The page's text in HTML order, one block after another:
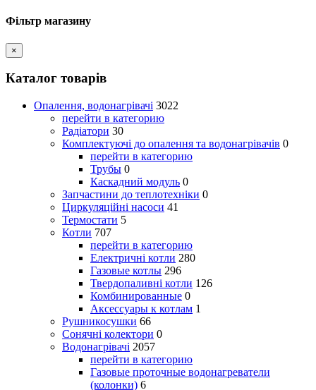
Фільтр магазину
×
Каталог товарів
Опалення, водонагрівачі 3022
перейти в категорию
Радіатори 30
Комплектуючі до опалення та водонагрівачів 0
перейти в категорию
Трубы 0
Каскадний модуль 0
Запчастини до теплотехніки 0
Циркуляційні насоси 41
Термостати 5
Котли 707
перейти в категорию
Електричні котли 280
Газовые котлы 296
Твердопаливні котли 126
Комбинированные 0
Аксессуары к котлам 1
Рушникосушки 66
Сонячні колектори 0
Водонагрівачі 2057
перейти в категорию
Газовые проточные водонагреватели
(колонки) 6